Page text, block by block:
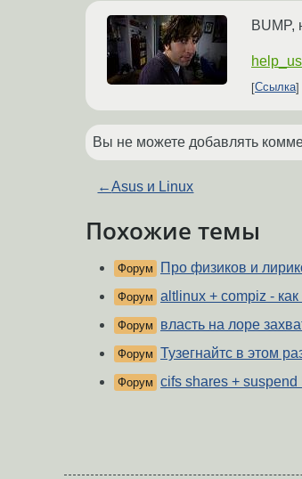
BUMP,
help_us
Ссылка
Вы не можете добавлять
←Asus и Linux
Похожие темы
Форум Про физиков и
Форум altlinux + compiz - как
Форум власть на лоре
Форум Тузегнайтс в этом
Форум cifs shares + suspend